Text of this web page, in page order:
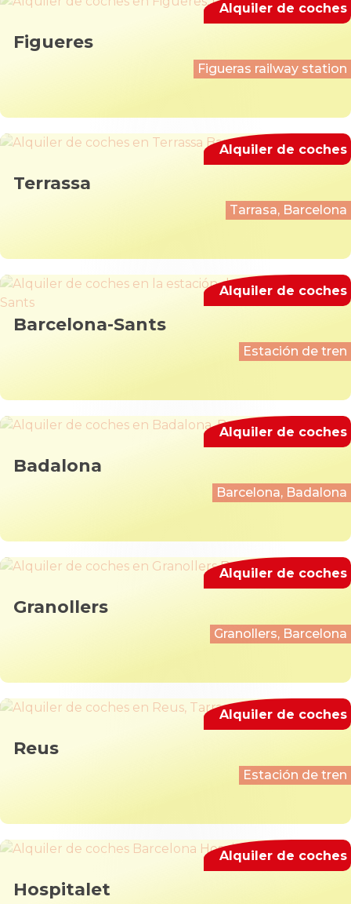
Figueres
Figueras railway station
Alquiler de coches
Terrassa
Tarrasa, Barcelona
Alquiler de coches
Barcelona-Sants
Estación de tren
Alquiler de coches
Badalona
Barcelona, Badalona
Alquiler de coches
Granollers
Granollers, Barcelona
Alquiler de coches
Reus
Estación de tren
Alquiler de coches
Hospitalet
Alquiler de coches